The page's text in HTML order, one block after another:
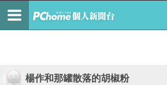
楊作和那罐散落的胡椒粉